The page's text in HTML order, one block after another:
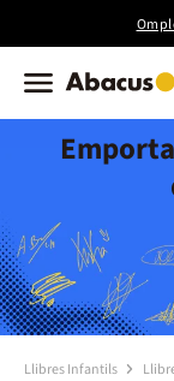
Llibres Infantils